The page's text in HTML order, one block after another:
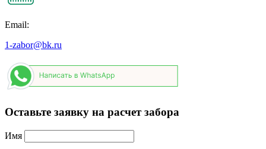
Email:
1-zabor@bk.ru
Оставьте заявку на расчет забора
Имя